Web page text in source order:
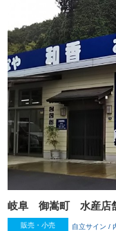
岐阜 御嵩町 水産
販売・小売 自立サイン /